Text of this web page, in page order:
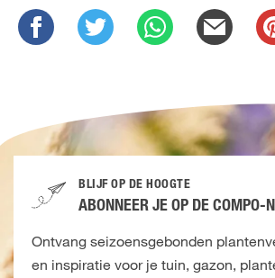
BLIJF OP DE HOOGTE
ABONNEER JE OP DE COMPO-
Ontvang seizoensgebonden
en inspiratie voor je tuin, gazon,